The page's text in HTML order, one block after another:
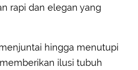
rapi dan elegan yang
hingga menutupi
ilusi tubuh